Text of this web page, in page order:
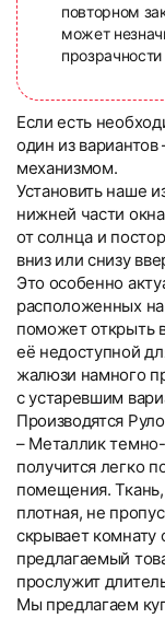
повторном
может
Если есть
один из
механизмом.
Установить наше
нижней части
от солнца и
вниз или снизу
Это особенно
расположенных
поможет открыть
её недоступной
жалюзи намного
с устаревшим
Производятся
– Металлик
получится легко
помещения. Ткань,
плотная, не
скрывает комнату
предлагаемый
прослужит
Мы предлагаем